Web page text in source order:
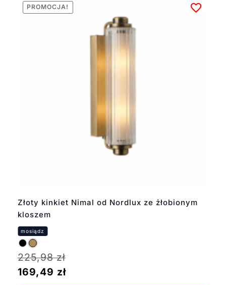
Złoty kinkiet Nimal od Nordlux ze żłobionym
kloszem
PROMOCJA!
225,98zł
169,49 zł